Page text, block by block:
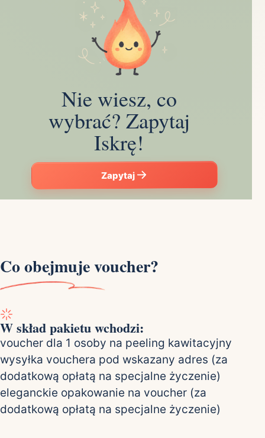
Nie wiesz, co
wybrać? Zapytaj
Iskrę!
Zapytaj
Co obejmuje voucher?
W skład pakietu wchodzi:
voucher dla 1 osoby na peeling kawitacyjny
wysyłka vouchera pod wskazany adres (za
dodatkową opłatą na specjalne życzenie)
eleganckie opakowanie na voucher (za
dodatkową opłatą na specjalne życzenie)